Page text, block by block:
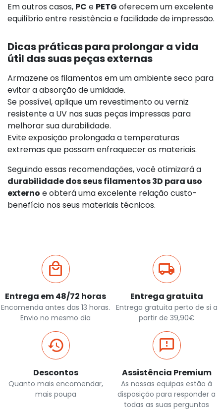
Em outros casos, PC e PETG oferecem um excelente
equilíbrio entre resistência e facilidade de impressão.
Dicas práticas para prolongar a vida
útil das suas peças externas
Armazene os filamentos em um ambiente seco para
evitar a absorção de umidade.
Se possível, aplique um revestimento ou verniz
resistente a UV nas suas peças impressas para
melhorar sua durabilidade.
Evite exposição prolongada a temperaturas
extremas que possam enfraquecer os materiais.
Seguindo essas recomendações, você otimizará a
durabilidade dos seus filamentos 3D para uso
externo e obterá uma excelente relação custo-
benefício nos seus materiais técnicos.
Entrega em 48/72 horas
Encomenda antes das 13 horas.
Envio no mesmo dia
Entrega gratuita
Entrega gratuita perto de si a
partir de 39,90€
Descontos
Quanto mais encomendar,
mais poupa
Assistência Premium
As nossas equipas estão à
disposição para responder a
todas as suas perguntas